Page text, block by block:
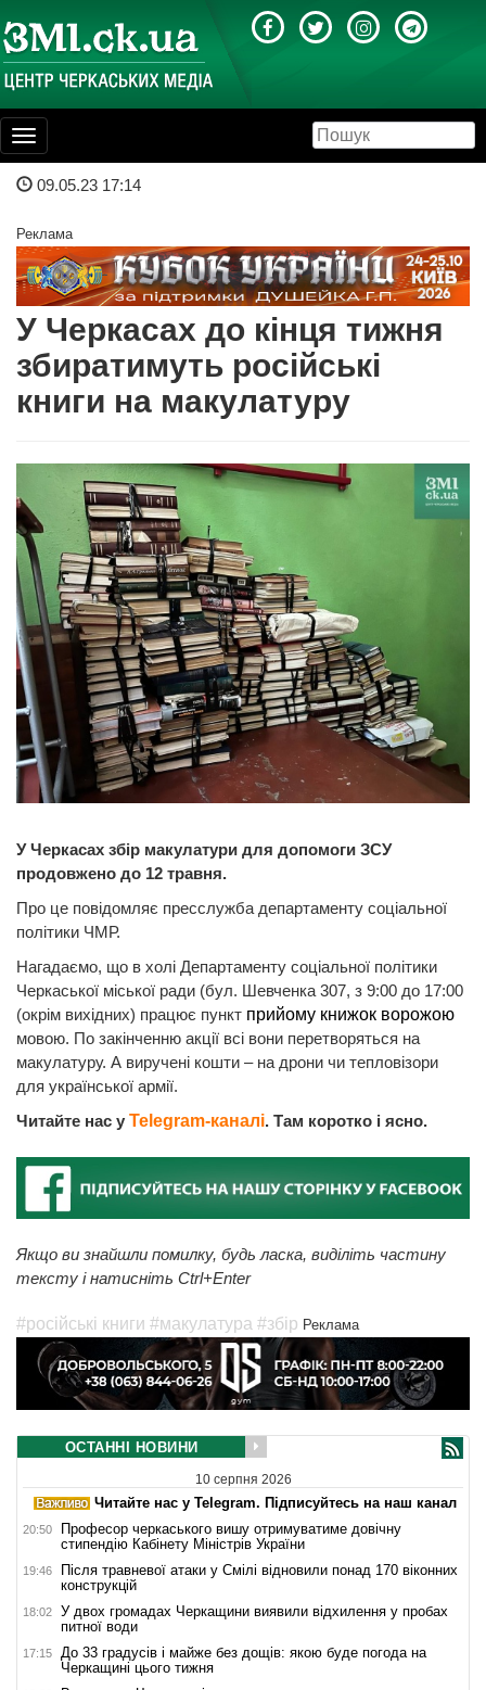
Toggle
navigation
09.05.23 17:14
Реклама
У Черкасах до кінця тижня
збиратимуть російські
книги на макулатуру
У Черкасах збір макулатури для допомоги ЗСУ
продовжено до 12 травня.
Про це повідомляє пресслужба департаменту соціальної
політики ЧМР.
Нагадаємо, що в холі Департаменту соціальної політики
Черкаської міської ради (бул. Шевченка 307, з 9:00 до 17:00
(окрім вихідних) працює пункт прийому книжок ворожою
мовою. По закінченню акції всі вони перетворяться на
макулатуру. А виручені кошти – на дрони чи тепловізори
для української армії.
Читайте нас у Telegram-каналі. Там коротко і ясно.
Якщо ви знайшли помилку, будь ласка, виділіть частину
тексту і натисніть Ctrl+Enter
#російські книги #макулатура #збір Реклама
ОСТАННІ НОВИНИ
10 серпня 2026
Читайте нас у Telegram. Підписуйтесь на наш канал
20:50
Професор черкаського вишу отримуватиме довічну
стипендію Кабінету Міністрів України
19:46
Після травневої атаки у Смілі відновили понад 170 віконних
конструкцій
18:02
У двох громадах Черкащини виявили відхилення у пробах
питної води
17:15
До 33 градусів і майже без дощів: якою буде погода на
Черкащині цього тижня